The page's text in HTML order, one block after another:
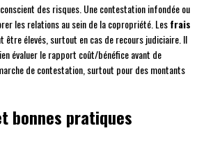
des risques. Une contestation infondée ou
les relations au sein de la copropriété. Lesfrais
être élevés, surtout en cas de recours judiciaire. Il
évaluer le rapport coût/bénéfice avant de
de contestation, surtout pour des montants
bonnes pratiques